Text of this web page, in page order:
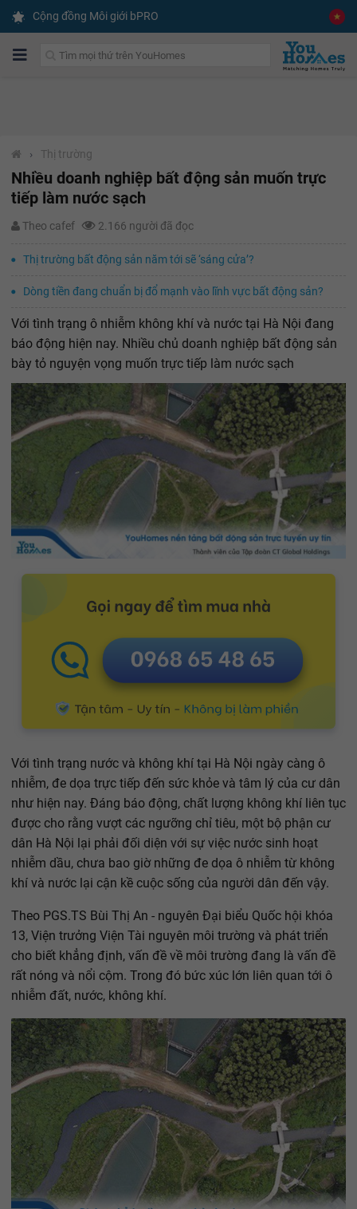
Cộng đồng Môi giới bPRO
› Thị trường
Nhiều doanh nghiệp bất động sản muốn trực
tiếp làm nước sạch
Theo cafef 2.166 người đã đọc
Thị trường bất động sản năm tới sẽ ‘sáng cửa’?
Dòng tiền đang chuẩn bị đổ mạnh vào lĩnh vực bất động sản?
Với tình trạng ô nhiễm không khí và nước tại Hà Nội đang
báo động hiện nay. Nhiều chủ doanh nghiệp bất động sản
bày tỏ nguyện vọng muốn trực tiếp làm nước sạch
Với tình trạng nước và không khí tại Hà Nội ngày càng ô
nhiễm, đe dọa trực tiếp đến sức khỏe và tâm lý của cư dân
như hiện nay. Đáng báo động, chất lượng không khí liên tục
được cho rằng vượt các ngưỡng chỉ tiêu, một bộ phận cư
dân Hà Nội lại phải đối diện với sự việc nước sinh hoạt
nhiễm dầu, chưa bao giờ những đe dọa ô nhiễm từ không
khí và nước lại cận kề cuộc sống của người dân đến vậy.
Theo PGS.TS Bùi Thị An - nguyên Đại biểu Quốc hội khóa
13, Viện trưởng Viện Tài nguyên môi trường và phát triển
cho biết khẳng định, vấn đề về môi trường đang là vấn đề
rất nóng và nổi cộm. Trong đó bức xúc lớn liên quan tới ô
nhiễm đất, nước, không khí.